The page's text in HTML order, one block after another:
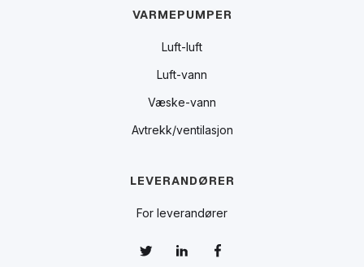
VARMEPUMPER
Luft-luft
Luft-vann
Væske-vann
Avtrekk/ventilasjon
LEVERANDØRER
For leverandører